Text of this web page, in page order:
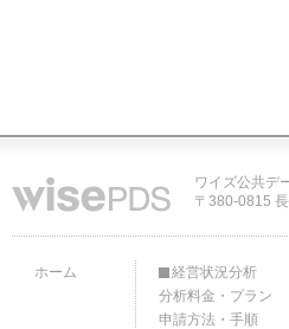
ワイズ公共デ
〒380-0815
ホーム
経営状況分析
分析料金・プラン
申請方法・手順